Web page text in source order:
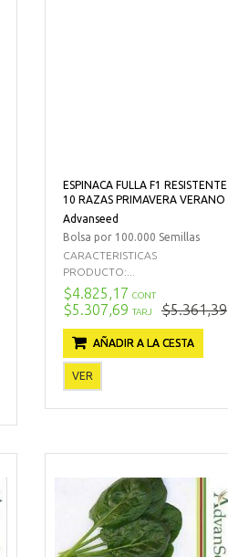
ESPINACA FULLA F1 RESISTENTE
10 RAZAS PRIMAVERA VERANO
Advanseed
Bolsa por 100.000 Semillas
CARACTERISTICAS
PRODUCTO:...
$4.825,17 CONT
$5.307,69 TARJ $5.361,39
AÑADIR A LA CESTA
VER